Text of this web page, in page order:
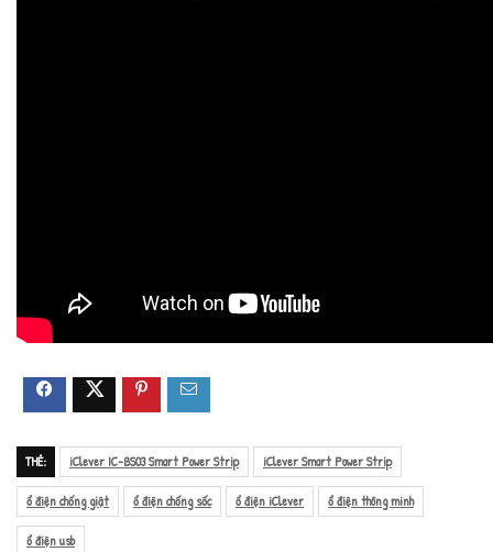
THẺ: iClever IC-BS03 Smart Power Strip iClever Smart Power Strip
ổ điện chống giật ổ điện chống sốc ổ điện iClever ổ điện thông minh
ổ điện usb